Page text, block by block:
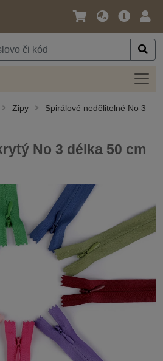
Jazyk
Měna
Hlavní
Zipy
Spirálové nedělitelné No 3
No 3 délka 50 cm